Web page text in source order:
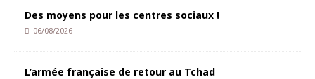
Des moyens pour les centres sociaux !
06/08/2026
L’armée française de retour au Tchad